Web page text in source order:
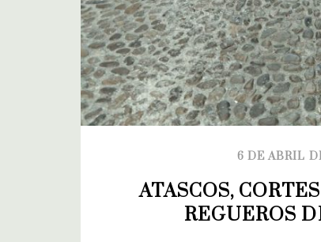
6 DE ABRIL
ATASCOS,
REGUEROS